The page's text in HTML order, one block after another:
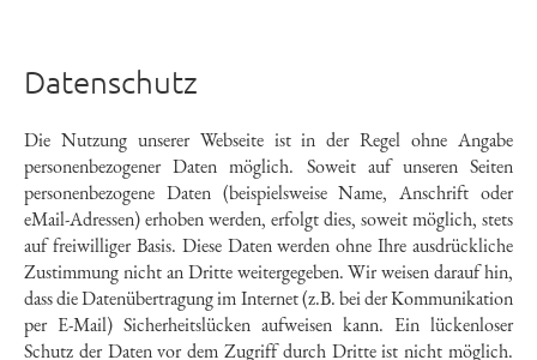
Datenschutz
Die Nutzung unserer Webseite ist in der Regel ohne Angabe
personenbezogener Daten möglich. Soweit auf unseren Seiten
personenbezogene Daten (beispielsweise Name, Anschrift oder
eMail-Adressen) erhoben werden, erfolgt dies, soweit möglich, stets
auf freiwilliger Basis. Diese Daten werden ohne Ihre ausdrückliche
Zustimmung nicht an Dritte weitergegeben. Wir weisen darauf hin,
dass die Datenübertragung im Internet (z.B. bei der Kommunikation
per E-Mail) Sicherheitslücken aufweisen kann. Ein lückenloser
Schutz der Daten vor dem Zugriff durch Dritte ist nicht möglich.